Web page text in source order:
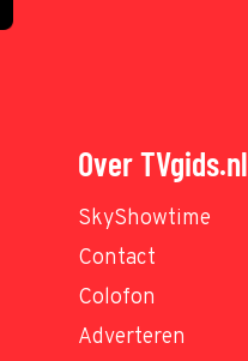
Over TVgids.nl
SkyShowtime
Contact
Colofon
Adverteren